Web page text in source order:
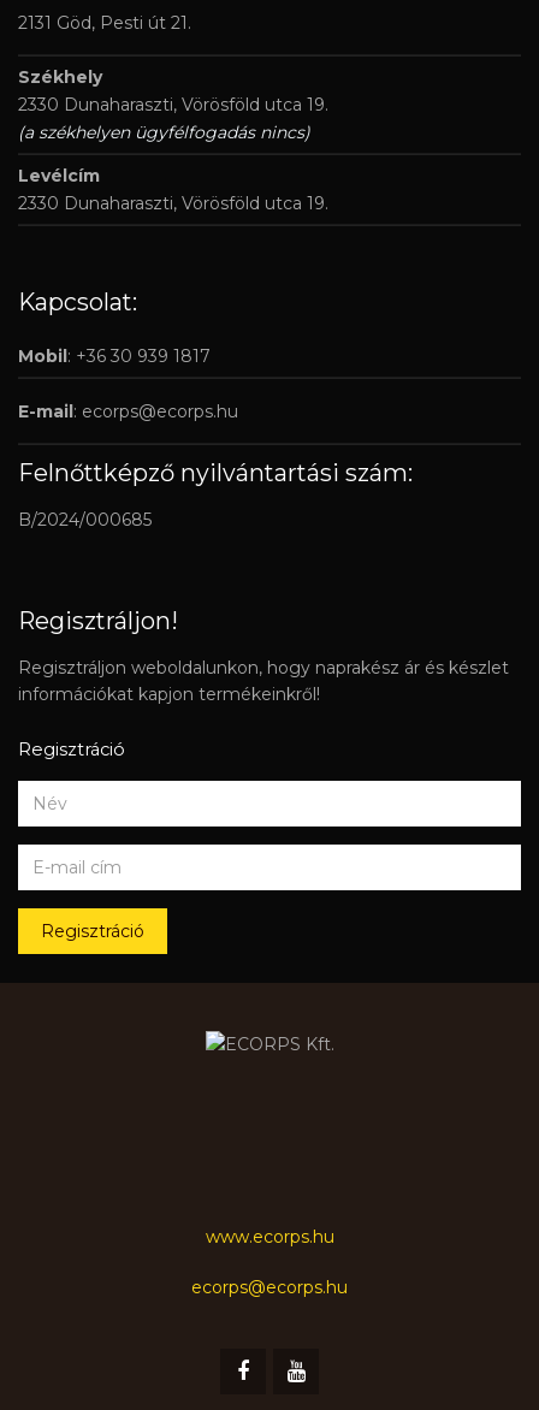
2131 Göd, Pesti út 21.
Székhely
2330 Dunaharaszti, Vörösföld utca 19.
(a székhelyen ügyfélfogadás nincs)
Levélcím
2330 Dunaharaszti, Vörösföld utca 19.
Kapcsolat:
Mobil: +36 30 939 1817
E-mail: ecorps@ecorps.hu
Felnőttképző nyilvántartási szám:
B/2024/000685
Regisztráljon!
Regisztráljon weboldalunkon, hogy naprakész ár és készlet
információkat kapjon termékeinkről!
Regisztráció
Regisztráció
www.ecorps.hu
ecorps@ecorps.hu